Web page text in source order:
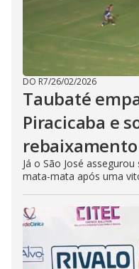
DO R7/26/02/2026
Taubaté
Piracicaba e
rebaixamento
Já o São José
mata-mata após uma